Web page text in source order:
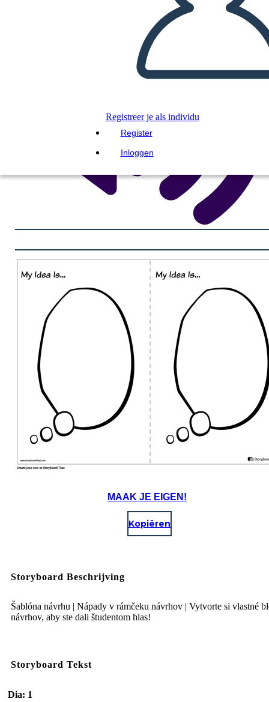
Registreer je als individu
Register
Inloggen
MAAK JE EIGEN!
Kopiëren
Storyboard Beschrijving
Šablóna návrhu | Nápady v rámčeku návrhov | Vytvorte si vlastné
návrhov, aby ste dali študentom hlas!
Storyboard Tekst
Dia: 1